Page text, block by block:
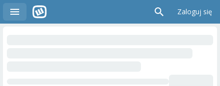
Zaloguj się